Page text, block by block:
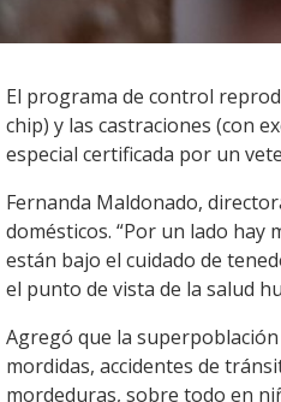
El programa de control
chip) y las castraciones (con
especial certificada por un
Fernanda Maldonado,
domésticos. “Por un lado hay
están bajo el cuidado de
el punto de vista de la salud
Agregó que la
mordidas, accidentes de
mordeduras, sobre todo en